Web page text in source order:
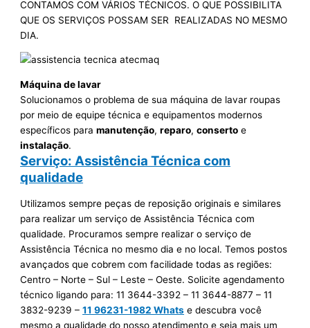
CONTAMOS COM VÁRIOS TÉCNICOS. O QUE POSSIBILITA
QUE OS SERVIÇOS POSSAM SER REALIZADAS NO MESMO
DIA.
Máquina de lavar
Solucionamos o problema de sua máquina de lavar roupas
por meio de equipe técnica e equipamentos modernos
específicos paramanutenção,reparo,conserto e
instalação.
Serviço: Assistência Técnica com
qualidade
Utilizamos sempre peças de reposição originais e similares
para realizar um serviço de Assistência Técnica com
qualidade. Procuramos sempre realizar o serviço de
Assistência Técnica no mesmo dia e no local. Temos postos
avançados que cobrem com facilidade todas as regiões:
Centro – Norte – Sul – Leste – Oeste. Solicite agendamento
técnico ligando para:11 3644-3392 – 11 3644-8877 – 11
3832-9239 –11 96231-1982 Whats e descubra você
mesmo a qualidade do nosso atendimento e seja mais um